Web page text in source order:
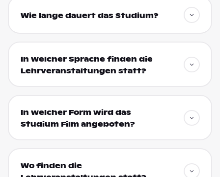
Wie lange dauert das Studium?
In welcher Sprache finden die
Lehrveranstaltungen statt?
In welcher Form wird das
Studium Film angeboten?
Wo finden die